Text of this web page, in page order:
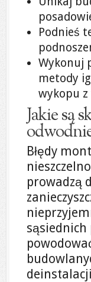
Podnieś
Wykonuj
metody
wykopu
Jakie są
Błędy
prowadzą
sąsiednich